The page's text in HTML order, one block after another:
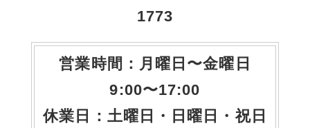
1773
営業時間：月曜日〜金曜日
9:00〜17:00
休業日：土曜日・日曜日・祝日